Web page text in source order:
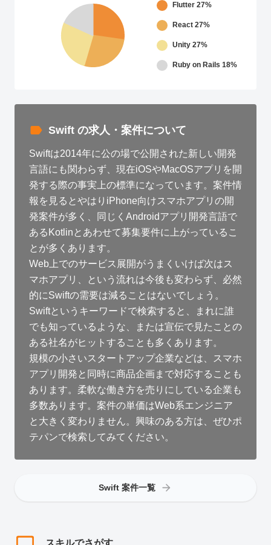
Flutter 27%
React 27%
Unity 27%
Ruby on Rails 18%
Swift の求人・案件について
Swiftは2014年に公の場で公開された新しい開発
言語にも関わらず、現在iOSやMacOSアプリを開
発する際の事実上の標準になっています。案件情
報を見るとやはりiPhone向けスマホアプリの開
発案件が多く、同じくAndroidアプリ開発言語で
あるKotlinとあわせて募集要件に上がっているこ
とが多くあります。
Web上でのサービス展開がうまくいけば次はス
マホアプリ、という流れは今後も変わらず、必然
的にSwiftの需要は減ることはないでしょう。
Swiftというキーワードで検索すると、まれに誰
でも知っているような、または宣伝で見たことの
ある社名がヒットすることも多くあります。
規模の小さいスタートアップ企業などは、スマホ
アプリ開発と同時に商品企画まで対応することも
あります。柔軟な働き方を売りにしている企業も
多数あります。案件の単価はWeb系エンジニア
と大きく変わりません。興味のある方は、ぜひポ
テパンで検索してみてください。
Swift 案件一覧
スキルでさがす